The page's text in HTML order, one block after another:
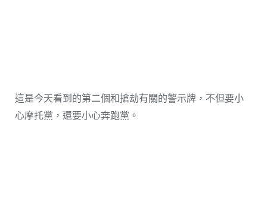
這是今天看到的第二個和搶劫有關的警示牌，不但要小
心摩托黨，還要小心奔跑黨。